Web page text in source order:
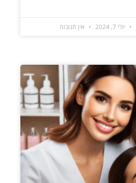
יולי 7, 2024 אין תגובות